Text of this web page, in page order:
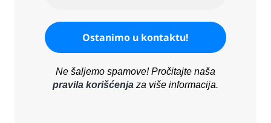
Ne šaljemo spamove! Pročitajte naša
pravila korišćenjaza više informacija.